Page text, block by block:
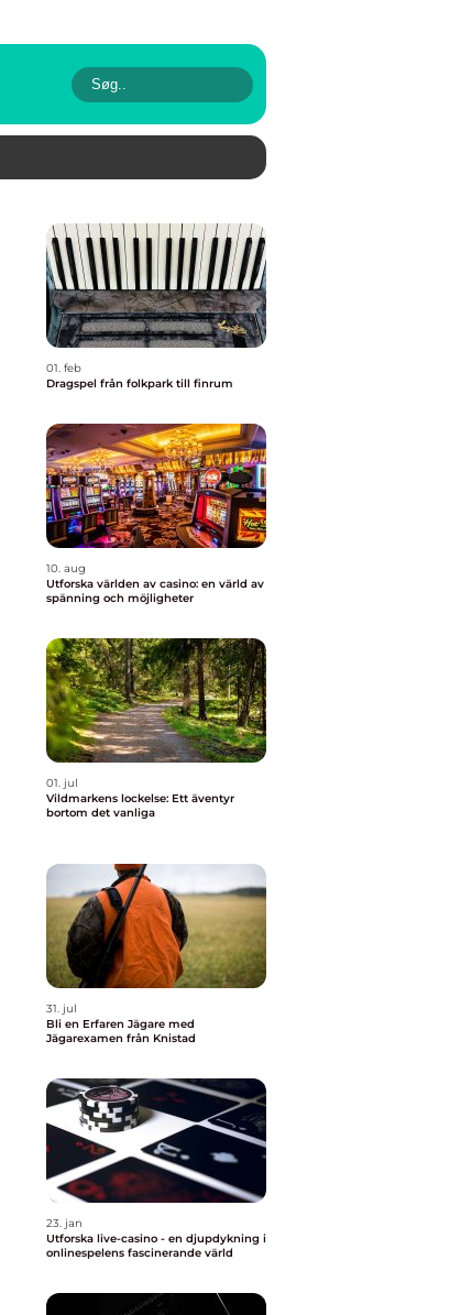
01. feb
Dragspel från folkpark till finrum
10. aug
Utforska världen av casino: en värld av
spänning och möjligheter
01. jul
Vildmarkens lockelse: Ett äventyr
bortom det vanliga
31. jul
Bli en Erfaren Jägare med
Jägarexamen från Knistad
23. jan
Utforska live-casino - en djupdykning i
onlinespelens fascinerande värld